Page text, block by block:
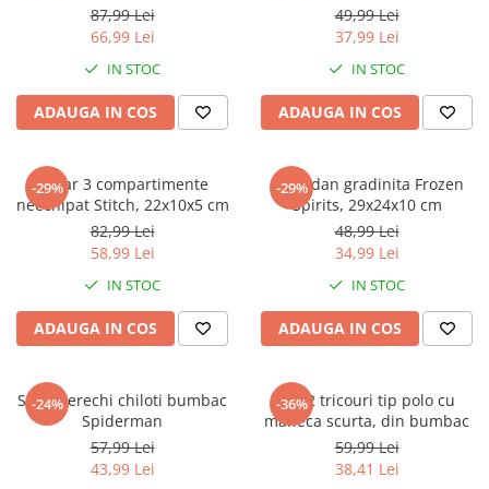
Star Wars
R-Walker
Pokemon
Baby Shark
Testoasele Ninja
Fireman Sam
Disney
Frozen Disney
Printesele Disney
Disney
Mickey Mouse Disney
Baby Shark
Pokemon
Pink Panther
Bing
Marie Cat
Skateboard
Casti protectie sport
Manusi sport
Vehicule
Casute si Locuri de joaca
Sporturi de interior
87,99 Lei
66,99 Lei
IN STOC
ADAUGA IN COS
49,99 Lei
37,99 Lei
IN STOC
ADAUGA IN COS
-29%
Penar 3 compartimente
neechipat Stitch, 22x10x5 cm
82,99 Lei
58,99 Lei
IN STOC
ADAUGA IN COS
-29%
Ghiozdan gradinita Frozen
Spirits, 29x24x10 cm
48,99 Lei
34,99 Lei
IN STOC
ADAUGA IN COS
-24%
Set 5 perechi chiloti bumbac
Spiderman
57,99 Lei
43,99 Lei
-36%
Set 2 tricouri tip polo cu
maneca scurta, din bumbac
59,99 Lei
38,41 Lei